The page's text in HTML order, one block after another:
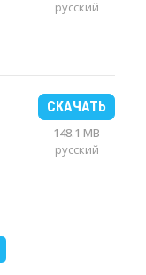
русский
СКАЧАТЬ
148.1 MB
русский